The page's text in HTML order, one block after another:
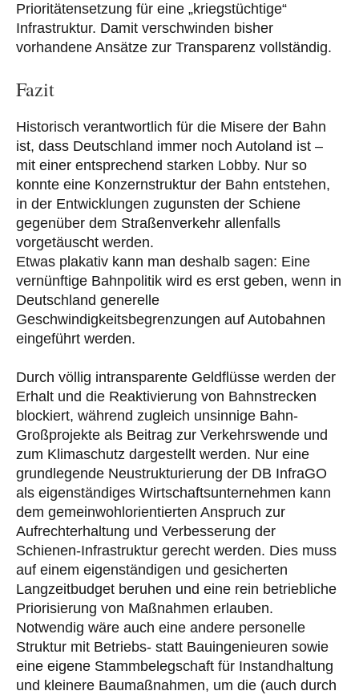
Prioritätensetzung für eine „kriegstüchtige“
Infrastruktur. Damit verschwinden bisher
vorhandene Ansätze zur Transparenz vollständig.
Fazit
Historisch verantwortlich für die Misere der Bahn
ist, dass Deutschland immer noch Autoland ist –
mit einer entsprechend starken Lobby. Nur so
konnte eine Konzernstruktur der Bahn entstehen,
in der Entwicklungen zugunsten der Schiene
gegenüber dem Straßenverkehr allenfalls
vorgetäuscht werden.
Etwas plakativ kann man deshalb sagen: Eine
vernünftige Bahnpolitik wird es erst geben, wenn in
Deutschland generelle
Geschwindigkeitsbegrenzungen auf Autobahnen
eingeführt werden.
Durch völlig intransparente Geldflüsse werden der
Erhalt und die Reaktivierung von Bahnstrecken
blockiert, während zugleich unsinnige Bahn-
Großprojekte als Beitrag zur Verkehrswende und
zum Klimaschutz dargestellt werden. Nur eine
grundlegende Neustrukturierung der DB InfraGO
als eigenständiges Wirtschaftsunternehmen kann
dem gemeinwohlorientierten Anspruch zur
Aufrechterhaltung und Verbesserung der
Schienen-Infrastruktur gerecht werden. Dies muss
auf einem eigenständigen und gesicherten
Langzeitbudget beruhen und eine rein betriebliche
Priorisierung von Maßnahmen erlauben.
Notwendig wäre auch eine andere personelle
Struktur mit Betriebs- statt Bauingenieuren sowie
eine eigene Stammbelegschaft für Instandhaltung
und kleinere Baumaßnahmen, um die (auch durch